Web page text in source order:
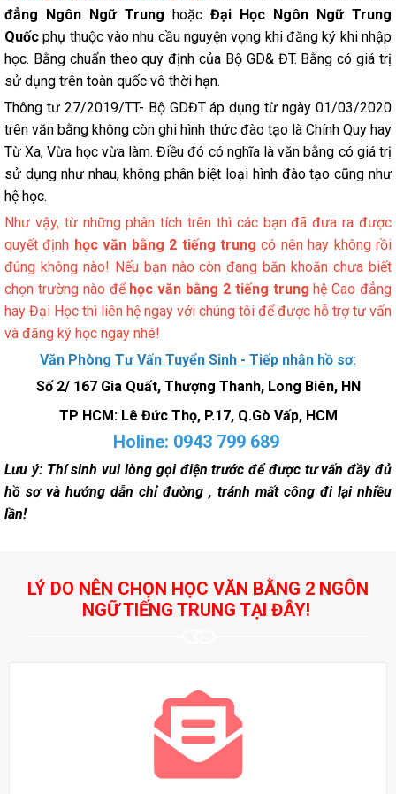
đẳng Ngôn Ngữ Trung hoặc Đại Học Ngôn Ngữ Trung
Quốc phụ thuộc vào nhu cầu nguyện vọng khi đăng ký khi nhập
học. Bằng chuẩn theo quy định của Bộ GD& ĐT. Bằng có giá trị
sử dụng trên toàn quốc vô thời hạn.
Thông tư 27/2019/TT- Bộ GDĐT áp dụng từ ngày 01/03/2020
trên văn bằng không còn ghi hình thức đào tạo là Chính Quy hay
Từ Xa, Vừa học vừa làm. Điều đó có nghĩa là văn bằng có giá trị
sử dụng như nhau, không phân biệt loại hình đào tạo cũng như
hệ học.
Như vậy, từ những phân tích trên thì các bạn đã đưa ra được
quyết định học văn bằng 2 tiếng trungcó nên hay không rồi
đúng không nào! Nếu bạn nào còn đang băn khoăn chưa biết
chọn trường nào để học văn bằng 2 tiếng trung hệ Cao đẳng
hay Đại Học thì liên hệ ngay với chúng tôi để được hỗ trợ tư vấn
và đăng ký học ngay nhé!
Văn Phòng Tư Vấn Tuyển Sinh - Tiếp nhận hồ sơ:
Số 2/ 167 Gia Quất, Thượng Thanh, Long Biên, HN
TP HCM:Lê Đức Thọ, P.17, Q.Gò Vấp, HCM
Holine: 0943 799 689
Lưu ý: Thí sinh vui lòng gọi điện trước để được tư vấn đầy đủ
hồ sơ và hướng dẫn chỉ đường , tránh mất công đi lại nhiều
lần!
LÝ DO NÊN CHỌN HỌC VĂN BẰNG 2 NGÔN
NGỮ TIẾNG TRUNG TẠI ĐÂY!